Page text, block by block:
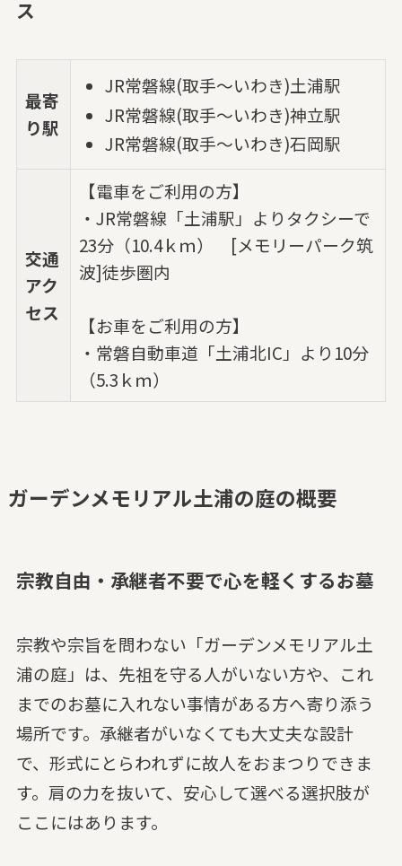
ス
最寄
り駅
JR常磐線(取手～いわき)土浦駅
JR常磐線(取手～いわき)神立駅
JR常磐線(取手～いわき)石岡駅
交通
アク
セス
【電車をご利用の方】
・JR常磐線「土浦駅」よりタクシーで
23分（10.4ｋｍ） [メモリーパーク筑
波]徒歩圏内
【お車をご利用の方】
・常磐自動車道「土浦北IC」より10分
（5.3ｋｍ）
ガーデンメモリアル土浦の庭の概要
宗教自由・承継者不要で心を軽くするお墓
宗教や宗旨を問わない「ガーデンメモリアル土
浦の庭」は、先祖を守る人がいない方や、これ
までのお墓に入れない事情がある方へ寄り添う
場所です。承継者がいなくても大丈夫な設計
で、形式にとらわれずに故人をおまつりできま
す。肩の力を抜いて、安心して選べる選択肢が
ここにはあります。